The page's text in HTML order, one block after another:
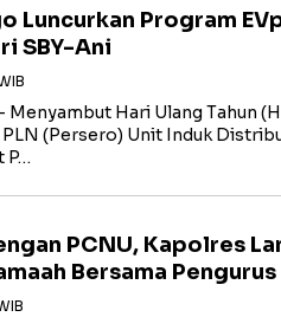
Luncurkan Program
SBY-Ani
Menyambut Hari Ulang Tahun
(Persero) Unit Induk
P…
PCNU, Kapolres
Bersama Pengurus